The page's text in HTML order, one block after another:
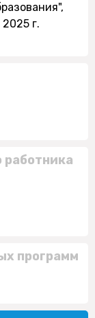
г.
работника
программ